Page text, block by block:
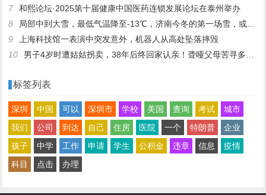
7
和熙论坛·2025第十届健康中国医药连锁发展论坛在泰州举办
8
局部中到大雪，最低气温降至-13℃，济南今冬的第一场雪，或跟去年同一时间！
9
上海科技馆一表演中突发意外，机器人从高处坠落摔毁
10
男子4岁时遭姑姑拐卖，38年后终回家认亲！聋哑父母苦寻多年，母亲已抱憾离世丨红星寻人
标签列表
深圳 中国 可以 深圳市 学校 美国 查询 考试
城市
我们
公司 到达 自己 住房 医院 一个 特朗普
企业
孩子
中学 工作 申请 学生 公积金 违章 信息
疫情
科目
点击 办理